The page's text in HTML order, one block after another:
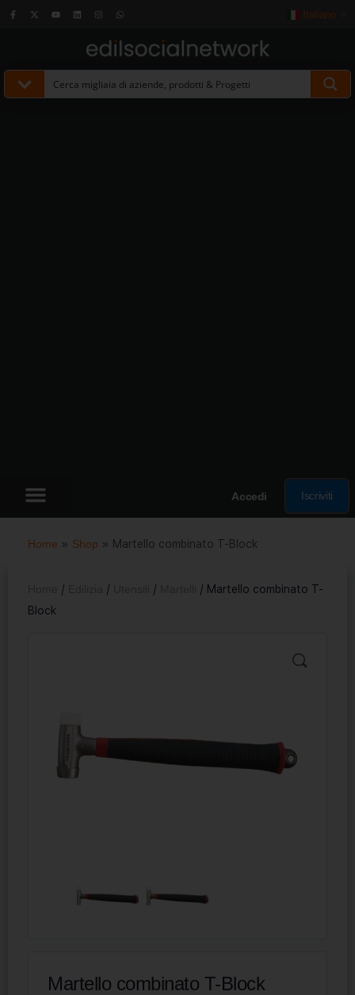
Italiano
Accedi Iscriviti
Home » Shop » Martello combinato T-Block
/ / /
/ Martello combinato T-
Block
Martello combinato T-Block